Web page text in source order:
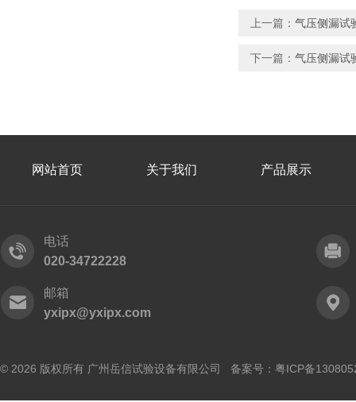
上一篇： 气压侧漏试
下一篇： 气压侧漏试
网站首页 关于我们 产品展示
电话
020-34722228
邮箱
yxipx@yxipx.com
© 2026 版权所有 广州岳信试验设备有限公司 备案号： 粤ICP备